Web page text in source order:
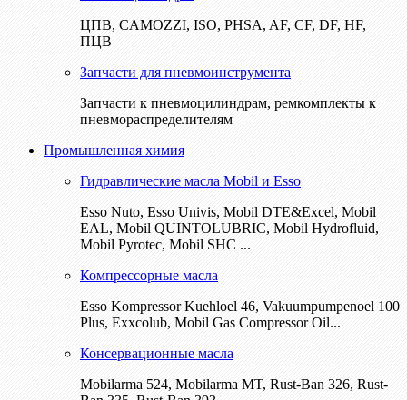
ЦПВ, CAMOZZI, ISO, PHSA, AF, CF, DF, HF,
ПЦВ
Запчасти для пневмоинструмента
Запчасти к пневмоцилиндрам, ремкомплекты к
пневмораспределителям
Промышленная химия
Гидравлические масла Mobil и Esso
Esso Nuto, Esso Univis, Mobil DTE&Excel, Mobil
EAL, Mobil QUINTOLUBRIC, Mobil Hydrofluid,
Mobil Pyrotec, Mobil SHC ...
Компрессорные масла
Esso Kompressor Kuehloel 46, Vakuumpumpenoel 100
Plus, Exxcolub, Mobil Gas Compressor Oil...
Консервационные масла
Mobilarma 524, Mobilarma MT, Rust-Ban 326, Rust-